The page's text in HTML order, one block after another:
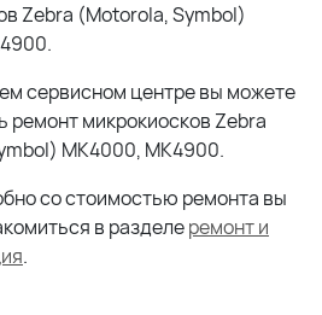
Zebra (Motorola, Symbol)
сервисном центре вы можете
ремонт микрокиосков Zebra
MK4000, MK4900.
со стоимостью ремонта вы
в разделеремонт и
.